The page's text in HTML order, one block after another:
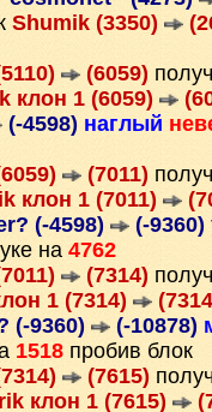
Shumik (3350)
(6059)
клон 1 (6059)
(-4598) наглый
(7011)
клон 1 (7011)
(-4598) (-9360)
на 4762
(7314)
1 (7314)
(-9360) (-10878)
1518 пробив блок
(7615)
клон 1 (7615)